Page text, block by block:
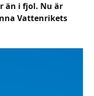
än i fjol. Nu är
Vattenrikets